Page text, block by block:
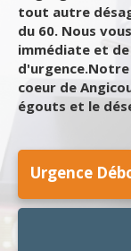
tout autre
du 60. Nous
immédiate et
coeur de
égouts et le
Urgence